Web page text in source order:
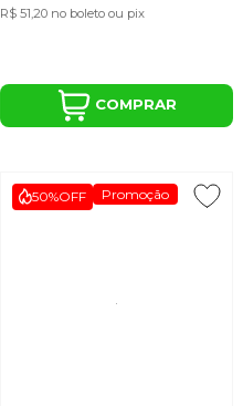
R$ 51,20 no boleto ou pix
COMPRAR
50%OFF Promoção